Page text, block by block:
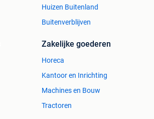
Huizen Buitenland
Buitenverblijven
Zakelijke goederen
Horeca
Kantoor en Inrichting
Machines en Bouw
Tractoren